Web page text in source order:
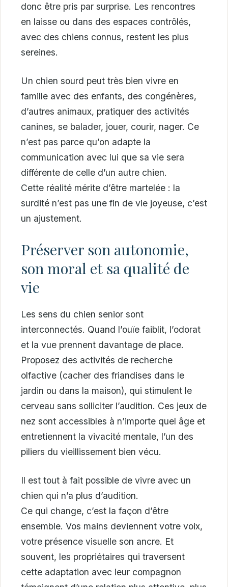
donc être pris par surprise. Les rencontres
en laisse ou dans des espaces contrôlés,
avec des chiens connus, restent les plus
sereines.
Un chien sourd peut très bien vivre en
famille avec des enfants, des congénères,
d’autres animaux, pratiquer des activités
canines, se balader, jouer, courir, nager. Ce
n’est pas parce qu’on adapte la
communication avec lui que sa vie sera
différente de celle d’un autre chien.
Cette réalité mérite d’être martelée : la
surdité n’est pas une fin de vie joyeuse, c’est
un ajustement.
Préserver son autonomie,
son moral et sa qualité de
vie
Les sens du chien senior sont
interconnectés. Quand l’ouïe faiblit, l’odorat
et la vue prennent davantage de place.
Proposez des activités de recherche
olfactive (cacher des friandises dans le
jardin ou dans la maison), qui stimulent le
cerveau sans solliciter l’audition. Ces jeux de
nez sont accessibles à n’importe quel âge et
entretiennent la vivacité mentale, l’un des
piliers du vieillissement bien vécu.
Il est tout à fait possible de vivre avec un
chien qui n’a plus d’audition.
Ce qui change, c’est la façon d’être
ensemble. Vos mains deviennent votre voix,
votre présence visuelle son ancre. Et
souvent, les propriétaires qui traversent
cette adaptation avec leur compagnon